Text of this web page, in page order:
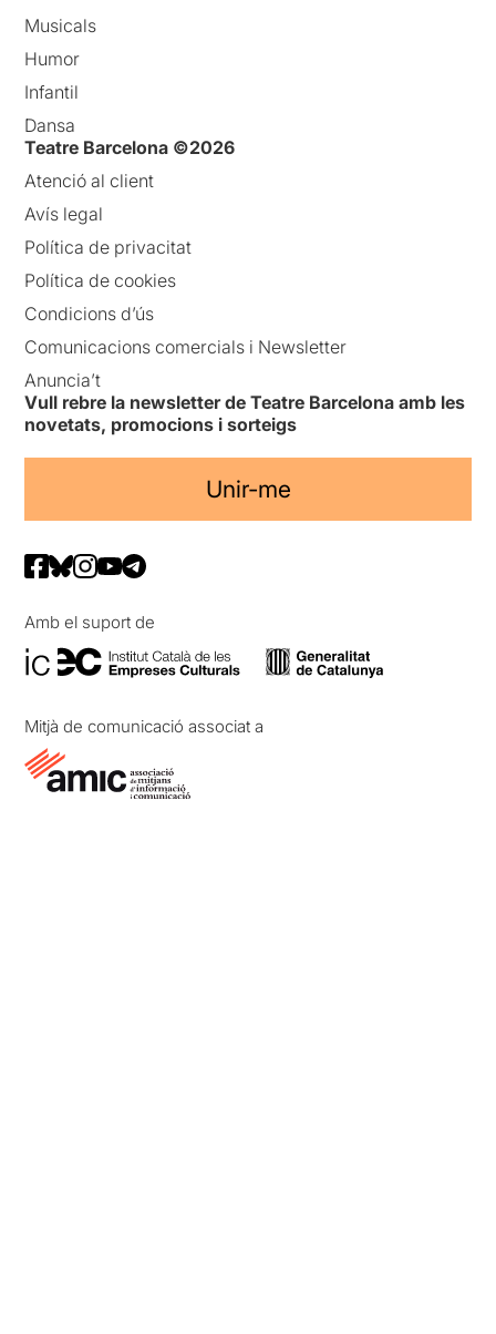
Musicals
Humor
Infantil
Dansa
Teatre Barcelona ©2026
Atenció al client
Avís legal
Política de privacitat
Política de cookies
Condicions d’ús
Comunicacions comercials i Newsletter
Anuncia’t
Vull rebre la newsletter de Teatre Barcelona amb les
novetats, promocions i sorteigs
Unir-me
Amb el suport de
Mitjà de comunicació associat a